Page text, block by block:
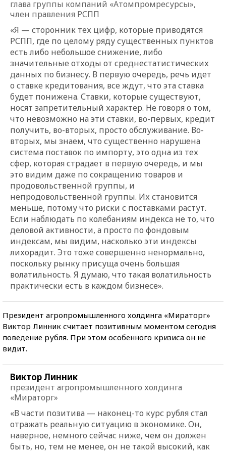
глава группы компаний «Атомпромресурсы»,
член правления РСПП
«Я — сторонник тех цифр, которые приводятся
РСПП, где по целому ряду существенных пунктов
есть либо небольшое снижение, либо
значительные отходы от среднестатистических
данных по бизнесу. В первую очередь, речь идет
о ставке кредитования, все ждут, что эта ставка
будет понижена. Ставки, которые существуют,
носят запретительный характер. Не говоря о том,
что невозможно на эти ставки, во-первых, кредит
получить, во-вторых, просто обслуживание. Во-
вторых, мы знаем, что существенно нарушена
система поставок по импорту, это одна из тех
сфер, которая страдает в первую очередь, и мы
это видим даже по сокращению товаров и
продовольственной группы, и
непродовольственной группы. Их становится
меньше, потому что риски с поставками растут.
Если наблюдать по колебаниям индекса не то, что
деловой активности, а просто по фондовым
индексам, мы видим, насколько эти индексы
лихорадит. Это тоже совершенно ненормально,
поскольку рынку присуща очень большая
волатильность. Я думаю, что такая волатильность
практически есть в каждом бизнесе».
Президент агропромышленного холдинга «Мираторг»
Виктор Линник считает позитивным моментом сегодня
поведение рубля. При этом особенного кризиса он не
видит.
Виктор Линник
президент агропромышленного холдинга
«Мираторг»
«В части позитива — наконец-то курс рубля стал
отражать реальную ситуацию в экономике. Он,
наверное, немного сейчас ниже, чем он должен
быть, но, тем не менее, он не такой высокий, как